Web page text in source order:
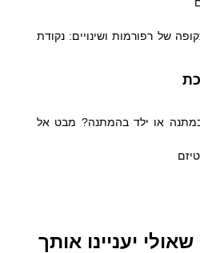
של רפורמות ושינויים: נקודת
טוב (2016). ילד במתנה או ילד בהמתנה? מבט אל
יעניינו אותך